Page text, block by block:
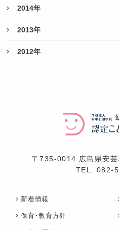
2014年
2013年
2012年
〒735-0014 広島県安
TEL.082-
新着情報
保育･教育方針